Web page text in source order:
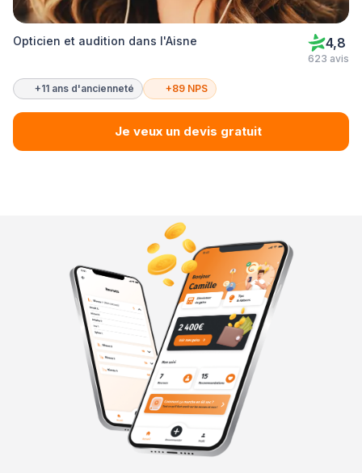
Opticien et audition dans l'Aisne 4,8
623 avis
+11 ans d'ancienneté +89 NPS
Je veux un devis gratuit